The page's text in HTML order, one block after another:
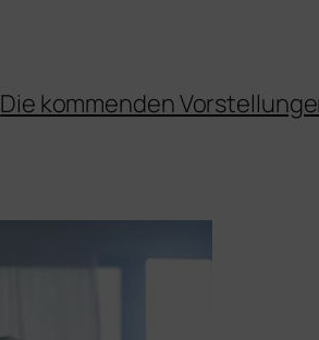
Die kommenden